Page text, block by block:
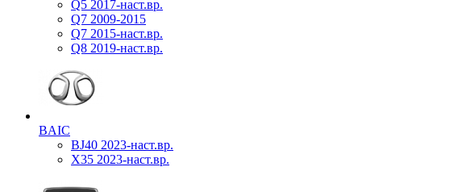
Q5 2017-наст.вр.
Q7 2009-2015
Q7 2015-наст.вр.
Q8 2019-наст.вр.
BAIC
BJ40 2023-наст.вр.
X35 2023-наст.вр.